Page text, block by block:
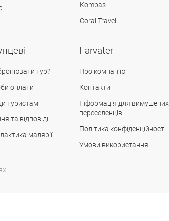
Kompas
Coral Travel
тур?
оплати
туристам
та відповіді
малярії
Farvater
Про компанію
Контакти
Інформація для вимушених
переселенців.
Політика конфіденційності
Умови використання